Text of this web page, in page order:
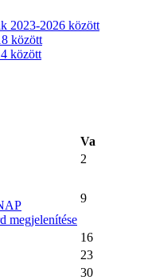
2023-2026 között
között
között
Va
2
megjelenítése
9
16
23
30